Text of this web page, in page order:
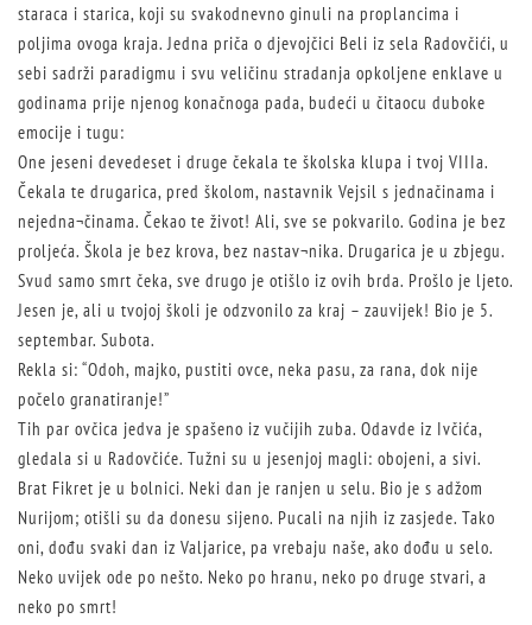
staraca i starica, koji su svakodnevno ginuli na proplancima i
poljima ovoga kraja. Jedna priča o djevojčici Beli iz sela Radovčići, u
sebi sadrži paradigmu i svu veličinu stradanja opkoljene enklave u
godinama prije njenog konačnoga pada, budeći u čitaocu duboke
emocije i tugu:
One jeseni devedeset i druge čekala te školska klupa i tvoj VIIIa.
Čekala te drugarica, pred školom, nastavnik Vejsil s jednačinama i
nejedna¬činama. Čekao te život! Ali, sve se pokvarilo. Godina je bez
proljeća. Škola je bez krova, bez nastav¬nika. Drugarica je u zbjegu.
Svud samo smrt čeka, sve drugo je otišlo iz ovih brda. Prošlo je ljeto.
Jesen je, ali u tvojoj školi je odzvonilo za kraj – zauvijek! Bio je 5.
septembar. Subota.
Rekla si: “Odoh, majko, pustiti ovce, neka pasu, za rana, dok nije
počelo granatiranje!”
Tih par ovčica jedva je spašeno iz vučijih zuba. Odavde iz Ivčića,
gledala si u Radovčiće. Tužni su u jesenjoj magli: obojeni, a sivi.
Brat Fikret je u bolnici. Neki dan je ranjen u selu. Bio je s adžom
Nurijom; otišli su da donesu sijeno. Pucali na njih iz zasjede. Tako
oni, dođu svaki dan iz Valjarice, pa vrebaju naše, ako dođu u selo.
Neko uvijek ode po nešto. Neko po hranu, neko po druge stvari, a
neko po smrt!